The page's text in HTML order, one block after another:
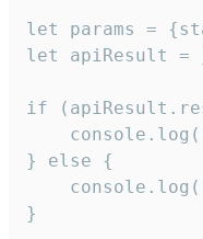
let params =
let apiResult =
if
} else {
}